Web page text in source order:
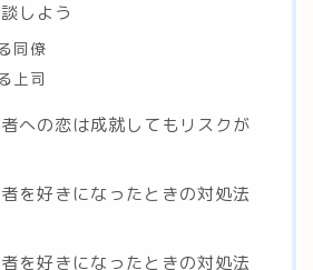
しよう
同僚
上司
への恋は成就してもリスクが
を好きになったときの対処法
を好きになったときの対処法